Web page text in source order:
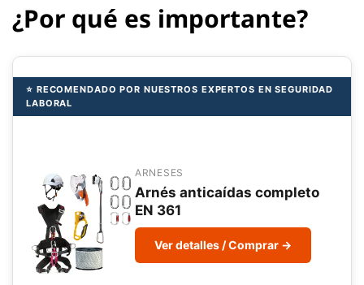
¿Por qué es importante?
⭐ RECOMENDADO POR NUESTROS EXPERTOS EN SEGURIDAD
LABORAL
ARNESES
Arnés anticaídas completo
EN 361
Ver detalles / Comprar →